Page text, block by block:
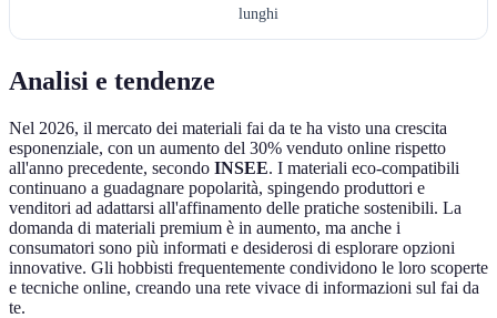
lunghi
Analisi e tendenze
Nel 2026, il mercato dei materiali fai da te ha visto una crescita
esponenziale, con un aumento del 30% venduto online rispetto
all'anno precedente, secondo INSEE. I materiali eco-compatibili
continuano a guadagnare popolarità, spingendo produttori e
venditori ad adattarsi all'affinamento delle pratiche sostenibili. La
domanda di materiali premium è in aumento, ma anche i
consumatori sono più informati e desiderosi di esplorare opzioni
innovative. Gli hobbisti frequentemente condividono le loro scoperte
e tecniche online, creando una rete vivace di informazioni sul fai da
te.